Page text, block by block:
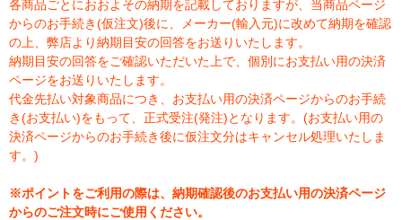
各商品ごとにおおよその納期を記載しておりますが、当商品ページ
からのお手続き(仮注文)後に、メーカー(輸入元)に改めて納期を確認
の上、弊店より納期目安の回答をお送りいたします。
納期目安の回答をご確認いただいた上で、個別にお支払い用の決済
ページをお送りいたします。
代金先払い対象商品につき、お支払い用の決済ページからのお手続
き(お支払い)をもって、正式受注(発注)となります。(お支払い用の
決済ページからのお手続き後に仮注文分はキャンセル処理いたしま
す。)
※ポイントをご利用の際は、納期確認後のお支払い用の決済ページ
からのご注文時にご使用ください。